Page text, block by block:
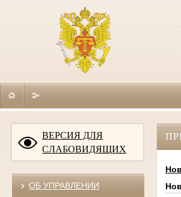
ВЕРСИЯ ДЛЯ
СЛАБОВИДЯЩИХ
ОБ УПРАВЛЕНИИ